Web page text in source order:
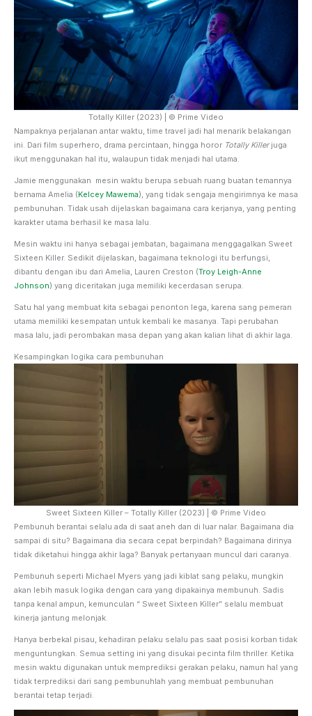
Totally Killer (2023) | © Prime Video
Nampaknya perjalanan antar waktu, time travel jadi hal menarik belakangan
ini. Dari film superhero, drama percintaan, hingga horor Totally Killerjuga
ikut menggunakan hal itu, walaupun tidak menjadi hal utama.
Jamie menggunakan mesin waktu berupa sebuah ruang buatan temannya
bernama Amelia (Kelcey Mawema), yang tidak sengaja mengirimnya ke masa
pembunuhan. Tidak usah dijelaskan bagaimana cara kerjanya, yang penting
karakter utama berhasil ke masa lalu.
Mesin waktu ini hanya sebagai jembatan, bagaimana menggagalkan Sweet
Sixteen Killer. Sedikit dijelaskan, bagaimana teknologi itu berfungsi,
dibantu dengan ibu dari Amelia, Lauren Creston (Troy Leigh-Anne
Johnson) yang diceritakan juga memiliki kecerdasan serupa.
Satu hal yang membuat kita sebagai penonton lega, karena sang pemeran
utama memiliki kesempatan untuk kembali ke masanya. Tapi perubahan
masa lalu, jadi perombakan masa depan yang akan kalian lihat di akhir laga.
Kesampingkan logika cara pembunuhan
Sweet Sixteen Killer – Totally Killer (2023) | © Prime Video
Pembunuh berantai selalu ada di saat aneh dan di luar nalar. Bagaimana dia
sampai di situ? Bagaimana dia secara cepat berpindah? Bagaimana dirinya
tidak diketahui hingga akhir laga? Banyak pertanyaan muncul dari caranya.
Pembunuh seperti Michael Myers yang jadi kiblat sang pelaku, mungkin
akan lebih masuk logika dengan cara yang dipakainya membunuh. Sadis
tanpa kenal ampun, kemunculan “ Sweet Sixteen Killer” selalu membuat
kinerja jantung melonjak.
Hanya berbekal pisau, kehadiran pelaku selalu pas saat posisi korban tidak
menguntungkan. Semua setting ini yang disukai pecinta film thriller. Ketika
mesin waktu digunakan untuk memprediksi gerakan pelaku, namun hal yang
tidak terprediksi dari sang pembunuhlah yang membuat pembunuhan
berantai tetap terjadi.